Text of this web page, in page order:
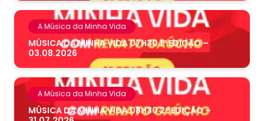
A Música da Minha Vida
MÚSICA DA MINHA VIDA 07H30 1ª EDIÇÃO –
03.08.2026
A Música da Minha Vida
MÚSICA DA MINHA VIDA 08H30 2ª EDIÇÃO –